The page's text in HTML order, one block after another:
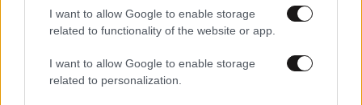
I want to allow Google to enable storage
related to functionality of the website or app.
I want to allow Google to enable storage
related to personalization.
Αλληλεγγύη στους εργαζομένους
που ζητούν τα αυτονόητα!!
08·10·2020